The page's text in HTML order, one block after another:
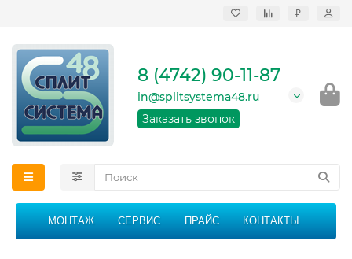
₽
кондиционеров в
области
График работы: 9:00 -
21:00 без перерыва и
8 (4742) 90-11-87
in@splitsystema48.ru
Заказать звонок
МОНТАЖ СЕРВИС ПРАЙС КОНТАКТЫ